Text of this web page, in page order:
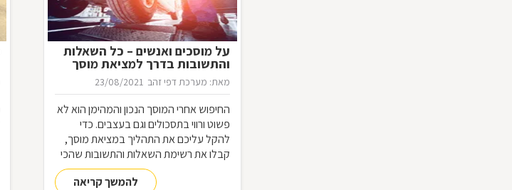
על מוסכים ואנשים – כל השאלות
והתשובות בדרך למציאת מוסך
מאת: מערכת דפי זהב 23/08/2021
החיפוש אחרי המוסך הנכון והמהימן הוא לא
פשוט ורווי בתסכולים וגם בעצבים. כדי
להקל עליכם את התהליך במציאת מוסך,
קבלו את רשימת השאלות והתשובות שהכי
חשוב לדעת בדרך למוסך
להמשך קריאה